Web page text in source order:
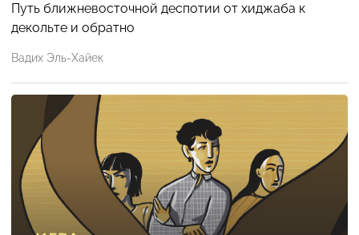
Путь ближневосточной деспотии от хиджаба к
декольте и обратно
Вадих Эль-Хайек